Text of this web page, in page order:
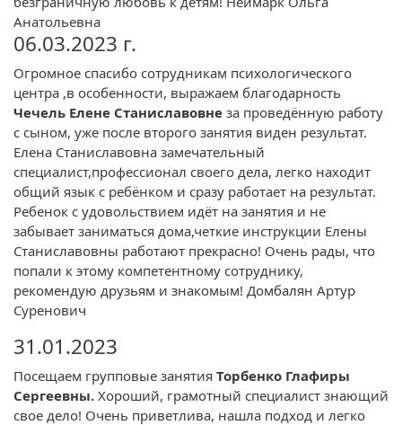
Анатольевна
06.03.2023 г.
Огромное спасибо сотрудникам психологического
центра ,в особенности, выражаем благодарность
Чечель Елене Станиславовне за проведённую работу
с сыном, уже после второго занятия виден результат.
Елена Станиславовна замечательный
специалист,профессионал своего дела, легко находит
общий язык с ребёнком и сразу работает на результат.
Ребенок с удовольствием идёт на занятия и не
забывает заниматься дома,четкие инструкции Елены
Станиславовны работают прекрасно! Очень рады, что
попали к этому компетентному сотруднику,
рекомендую друзьям и знакомым! Домбалян Артур
Суренович
31.01.2023
Посещаем групповые занятия Торбенко Глафиры
Сергеевны. Хороший, грамотный специалист знающий
свое дело! Очень приветлива, нашла подход и легко